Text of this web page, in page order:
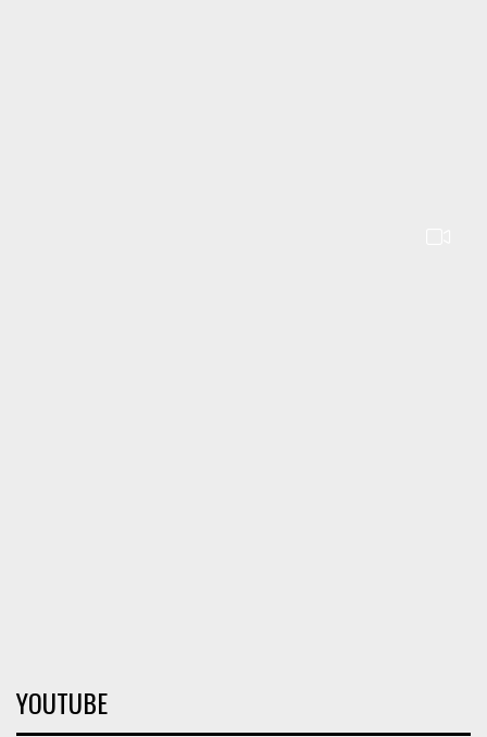
YOUTUBE